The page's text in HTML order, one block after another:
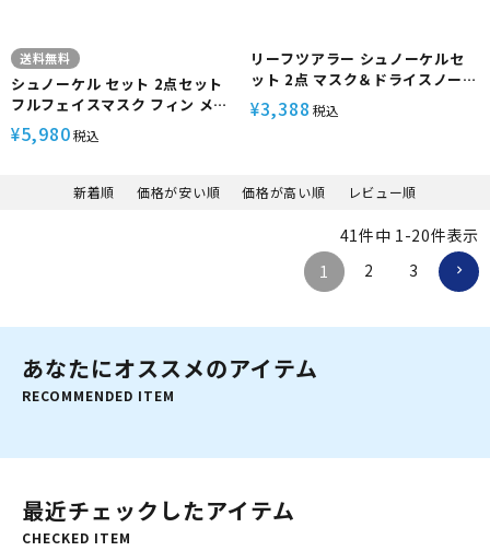
送料無料
シュノーケル セット 2点セット
フルフェイスマスク フィン メッ
シュバッグ付 【FFM-loa+】
HeleiWaho ヘレイワホ シュノ
グ 海水浴 ビーチアイテム 海遊び
¥5,980税込
リーフツアラー シュノーケルセ
ット 2点 マスク＆ドライスノーケ
ル シュノーケル シュノーケリン
グ RC9107
¥3,388 税込
新着順 価格が安い順 価格が高い順 レビュー順
41件中 1-20件表示
1
2 3
あなたにオススメのアイテム
RECOMMENDED ITEM
最近チェックしたアイテム
CHECKED ITEM